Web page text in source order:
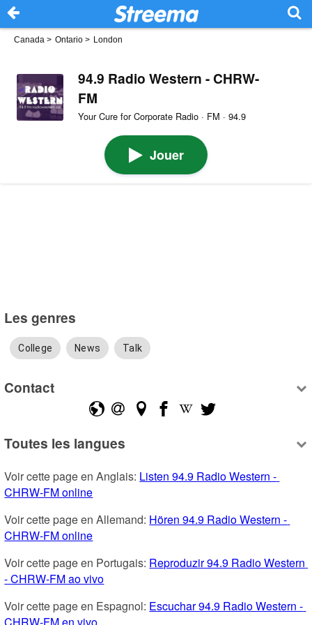
Canada > Ontario > London
94.9 Radio Western - CHRW-
FM
Your Cure for Corporate Radio · FM · 94.9
Jouer
Les genres
College News Talk
Contact
Toutes les langues
Voir cette page en Anglais: Listen 94.9 Radio Western -
CHRW-FM online
Voir cette page en Allemand: Hören 94.9 Radio Western -
CHRW-FM online
Voir cette page en Portugais: Reproduzir 94.9 Radio Western
- CHRW-FM ao vivo
Voir cette page en Espagnol: Escuchar 94.9 Radio Western -
CHRW-FM en vivo